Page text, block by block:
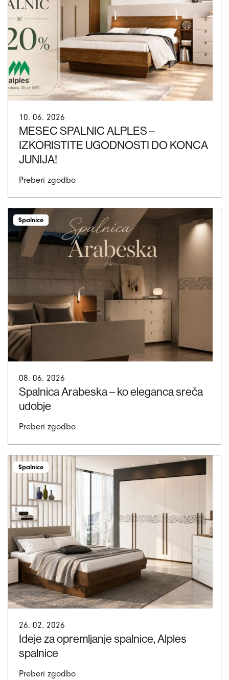
10. 06. 2026
MESEC SPALNIC ALPLES –
IZKORISTITE UGODNOSTI DO KONCA
JUNIJA!
Preberi zgodbo
Spalnice
08. 06. 2026
Spalnica Arabeska – ko eleganca sreča
udobje
Preberi zgodbo
Spalnice
26. 02. 2026
Ideje za opremljanje spalnice, Alples
spalnice
Preberi zgodbo